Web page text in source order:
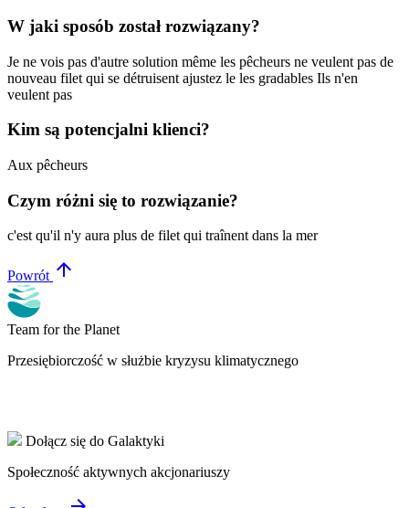
W jaki sposób został rozwiązany?
Je ne vois pas d'autre solution même les pêcheurs ne veulent pas de
nouveau filet qui se détruisent ajustez le les gradables Ils n'en
veulent pas
Kim są potencjalni klienci?
Aux pêcheurs
Czym różni się to rozwiązanie?
c'est qu'il n'y aura plus de filet qui traînent dans la mer
Powrót arrow_upward
Team for the Planet
Przesiębiorczość w służbie kryzysu klimatycznego
Dołącz się do Galaktyki
Społeczność aktywnych akcjonariuszy